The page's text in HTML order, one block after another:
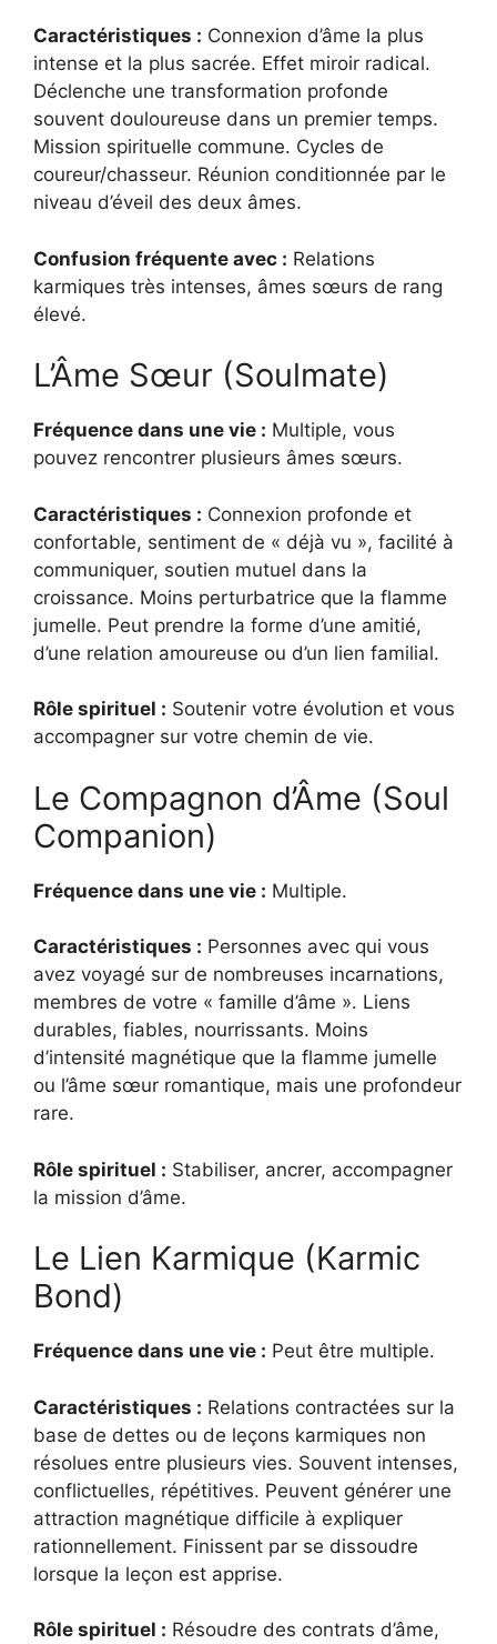
Caractéristiques : Connexion d’âme la plus
intense et la plus sacrée. Effet miroir radical.
Déclenche une transformation profonde
souvent douloureuse dans un premier temps.
Mission spirituelle commune. Cycles de
coureur/chasseur. Réunion conditionnée par le
niveau d’éveil des deux âmes.
Confusion fréquente avec : Relations
karmiques très intenses, âmes sœurs de rang
élevé.
L’Âme Sœur (Soulmate)
Fréquence dans une vie : Multiple, vous
pouvez rencontrer plusieurs âmes sœurs.
Caractéristiques : Connexion profonde et
confortable, sentiment de « déjà vu », facilité à
communiquer, soutien mutuel dans la
croissance. Moins perturbatrice que la flamme
jumelle. Peut prendre la forme d’une amitié,
d’une relation amoureuse ou d’un lien familial.
Rôle spirituel : Soutenir votre évolution et vous
accompagner sur votre chemin de vie.
Le Compagnon d’Âme (Soul
Companion)
Fréquence dans une vie : Multiple.
Caractéristiques : Personnes avec qui vous
avez voyagé sur de nombreuses incarnations,
membres de votre « famille d’âme ». Liens
durables, fiables, nourrissants. Moins
d’intensité magnétique que la flamme jumelle
ou l’âme sœur romantique, mais une profondeur
rare.
Rôle spirituel : Stabiliser, ancrer, accompagner
la mission d’âme.
Le Lien Karmique (Karmic
Bond)
Fréquence dans une vie : Peut être multiple.
Caractéristiques : Relations contractées sur la
base de dettes ou de leçons karmiques non
résolues entre plusieurs vies. Souvent intenses,
conflictuelles, répétitives. Peuvent générer une
attraction magnétique difficile à expliquer
rationnellement. Finissent par se dissoudre
lorsque la leçon est apprise.
Rôle spirituel : Résoudre des contrats d’âme,